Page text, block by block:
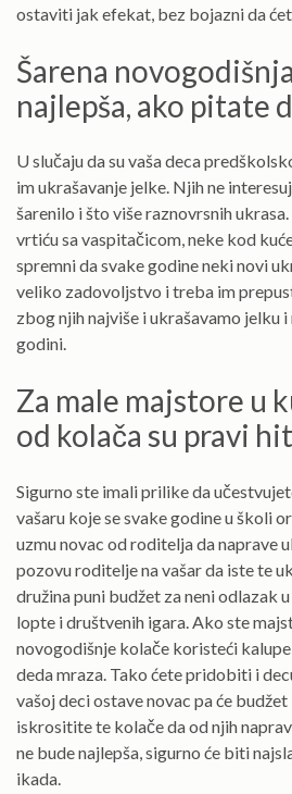
ostaviti jak efekat, bez bojazni da
Šarena
najlepša, ako pitate
U slučaju da su vaša deca
im ukrašavanje jelke. Njih ne
šarenilo i što više raznovrsnih
vrtiću sa vaspitačicom, neke kod
spremni da svake godine neki novi
veliko zadovoljstvo i treba im
zbog njih najviše i ukrašavamo jelku
godini.
Za male majstore u
od kolača su pravi hit
Sigurno ste imali prilike da
vašaru koje se svake godine u školi
uzmu novac od roditelja da naprave
pozovu roditelje na vašar da iste te
družina puni budžet za neni odlazak
lopte i društvenih igara. Ako ste
novogodišnje kolače koristeći
deda mraza. Tako ćete pridobiti i
vašoj deci ostave novac pa će budžet
iskrositite te kolače da od njih
ne bude najlepša, sigurno će biti
ikada.